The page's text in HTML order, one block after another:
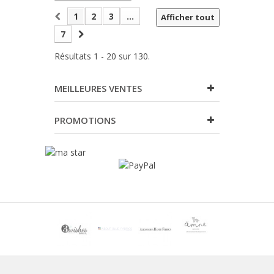
Afficher tout
1 2 3
...
7
Résultats 1 - 20 sur 130.
MEILLEURES VENTES
PROMOTIONS